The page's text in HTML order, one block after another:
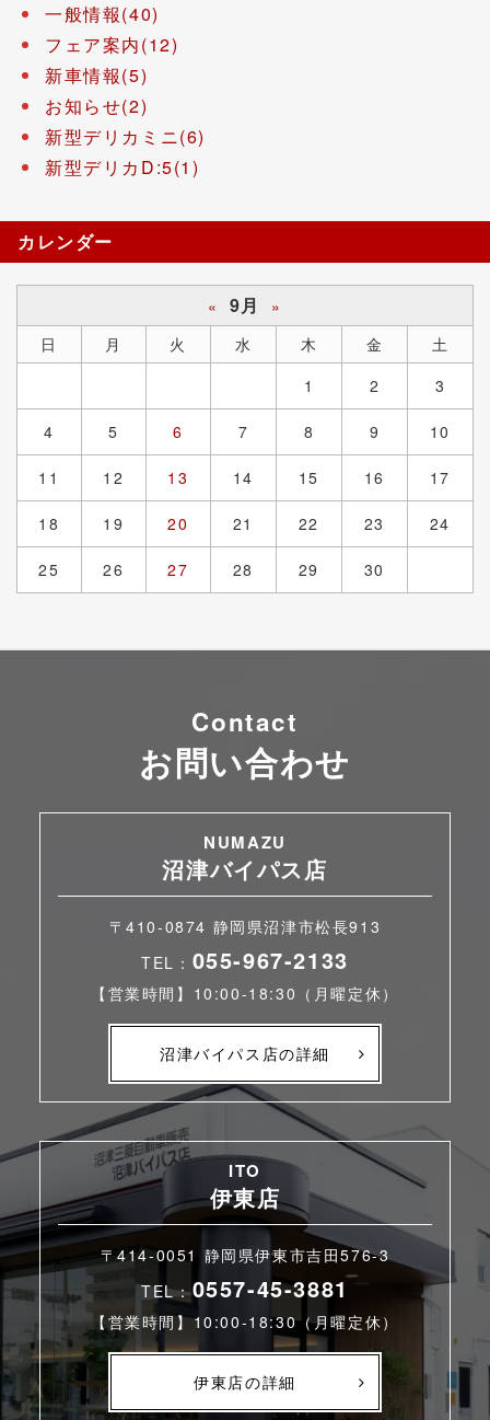
一般情報(40)
フェア案内(12)
新車情報(5)
お知らせ(2)
新型デリカミニ(6)
新型デリカD:5(1)
カレンダー
« 9月
»
日
月 火 水 木 金
土
1
2 3
4 5 6 7 8 9 10
11 12 13 14 15 16 17
18 19 20 21 22 23 24
25 26 27 28 29 30
Contact
お問い合わせ
NUMAZU
沼津バイパス店
〒410-0874 静岡県沼津市松長913
TEL： 055-967-2133
【営業時間】10:00-18:30（月曜定休）
沼津バイパス店の詳細
ITO
伊東店
〒414-0051 静岡県伊東市吉田576-3
TEL：0557-45-3881
【営業時間】10:00-18:30（月曜定休）
伊東店の詳細